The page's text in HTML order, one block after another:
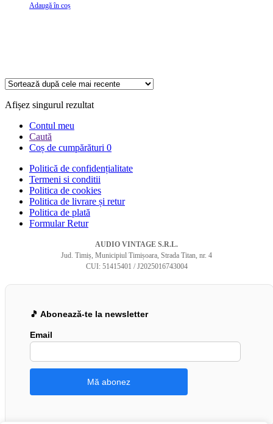
Adaugă în coș
Afișez singurul rezultat
Contul meu
Caută
Coș de cumpărături 0
Politică de confidențialitate
Termeni si conditii
Politica de cookies
Politica de livrare și retur
Politica de plată
Formular Retur
AUDIO VINTAGE S.R.L.
Jud. Timiș, Municipiul Timișoara, Strada Titan, nr. 4
CUI: 51415401 / J2025016743004
🎵 Abonează-te la newsletter
Email